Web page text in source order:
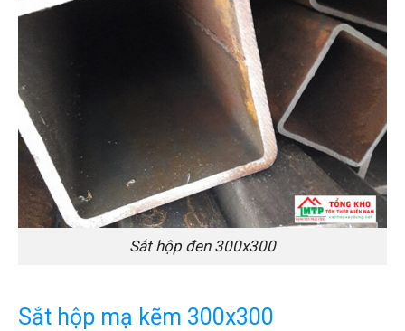
Sắt hộp đen 300x300
Sắt hộp mạ kẽm 300x300